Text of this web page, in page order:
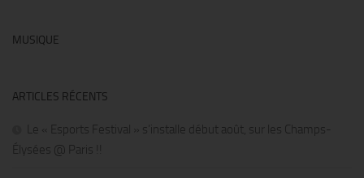
MUSIQUE
ARTICLES RÉCENTS
Le « Esports Festival » s’installe début août, sur les Champs-
Élysées @ Paris !!